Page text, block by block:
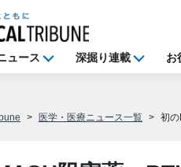
ュース 深掘り連載 お
医学・医療ニュース一覧 初